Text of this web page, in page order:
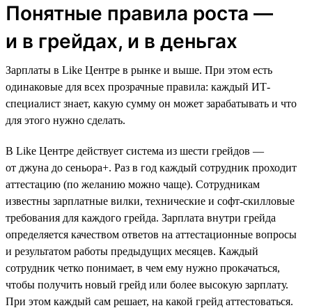
Понятные правила роста —
и в грейдах, и в деньгах
Зарплаты в Like Центре в рынке и выше. При этом есть
одинаковые для всех прозрачные правила: каждый ИТ-
специалист знает, какую сумму он может зарабатывать и что
для этого нужно сделать.
В Like Центре действует система из шести грейдов —
от джуна до сеньора+. Раз в год каждый сотрудник проходит
аттестацию (по желанию можно чаще). Сотрудникам
известны зарплатные вилки, технические и софт-скилловые
требования для каждого грейда. Зарплата внутри грейда
определяется качеством ответов на аттестационные вопросы
и результатом работы предыдущих месяцев. Каждый
сотрудник четко понимает, в чем ему нужно прокачаться,
чтобы получить новый грейд или более высокую зарплату.
При этом каждый сам решает, на какой грейд аттестоваться.